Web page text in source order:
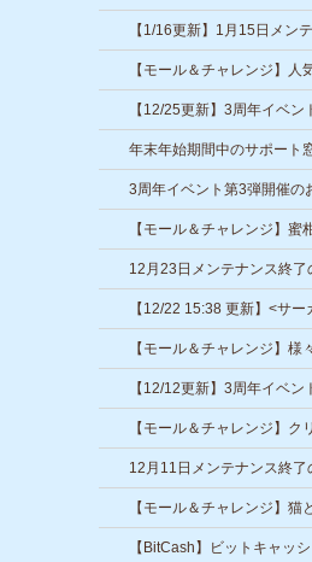
【1/16更新】1月15日メン
【モール＆チャレンジ】
引換券*などが登場！
【12/25更新】3周年イベ
年末年始期間中のサポート
3周年イベント第3弾開催の
【モール＆チャレンジ】
ムが期間限定で登場！
12月23日メンテナンス終了
【12/22 15:38 更新】<サ
てる問題について
【モール＆チャレンジ】
期間限定で登場！
【12/12更新】3周年イベ
【モール＆チャレンジ】
定で登場！
12月11日メンテナンス終了
【モール＆チャレンジ】
間限定で登場！
【BitCash】ビットキャッ